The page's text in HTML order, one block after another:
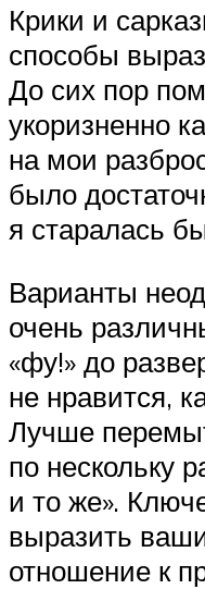
Крики и
способы
До сих пор
укоризненно
на мои
было
я старалась
Варианты
очень
«фу!» до
не нравится,
Лучше
по нескольку
и то же».
выразить
отношение к